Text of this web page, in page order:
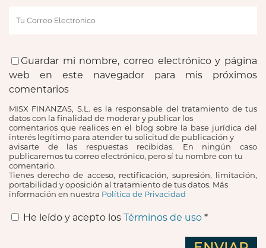
Guardar mi nombre, correo electrónico y página
web en este navegador para mis próximos
comentarios
MISX FINANZAS, S.L. es la responsable del tratamiento de tus
datos con la finalidad de moderar y publicar los
comentarios que realices en el blog sobre la base jurídica del
interés legítimo para atender tu solicitud de publicación y
avisarte de las respuestas recibidas. En ningún caso
publicaremos tu correo electrónico, pero sí tu nombre con tu
comentario.
Tienes derecho de acceso, rectificación, supresión, limitación,
portabilidad y oposición al tratamiento de tus datos. Más
información en nuestra Política de Privacidad
He leído y acepto los Términos de uso *